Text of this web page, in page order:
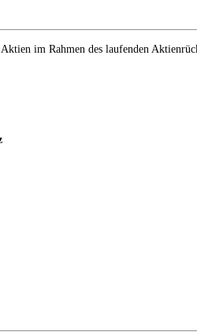
im Rahmen des laufenden